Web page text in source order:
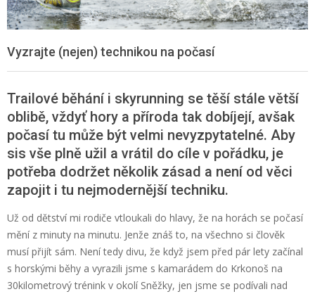
Vyzrajte (nejen) technikou na počasí
Trailové běhání i skyrunning se těší stále větší
oblibě, vždyť hory a příroda tak dobíjejí, avšak
počasí tu může být velmi nevyzpytatelné. Aby
sis vše plně užil a vrátil do cíle v pořádku, je
potřeba dodržet několik zásad a není od věci
zapojit i tu nejmodernější techniku.
Už od dětství mi rodiče vtloukali do hlavy, že na horách se počasí
mění z minuty na minutu. Jenže znáš to, na všechno si člověk
musí přijít sám. Není tedy divu, že když jsem před pár lety začínal
s horskými běhy a vyrazili jsme s kamarádem do Krkonoš na
30kilometrový trénink v okolí Sněžky, jen jsme se podívali nad